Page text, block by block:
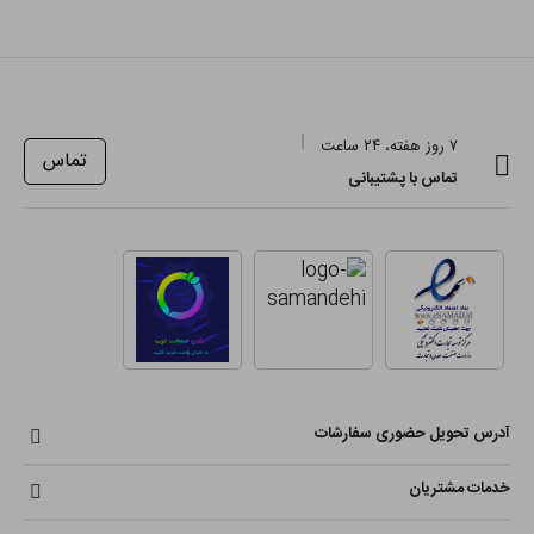
۷ روز هفته، ۲۴ ساعت
تماس با پشتیبانی
تماس
آدرس تحویل حضوری سفارشات
خدمات مشتریان